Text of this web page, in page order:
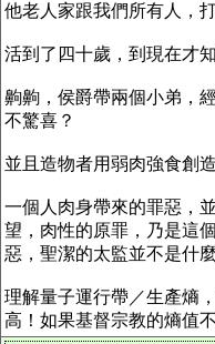
他老人家跟我們所有人，
活到了四十歲，到現在才
齁齁，侯爵帶兩個小弟，
不驚喜？
並且造物者用弱肉強食創
一個人肉身帶來的罪惡，
望，肉性的原罪，乃是這
惡，聖潔的太監並不是什
理解量子運行帶／生產熵
高！如果基督宗教的熵值